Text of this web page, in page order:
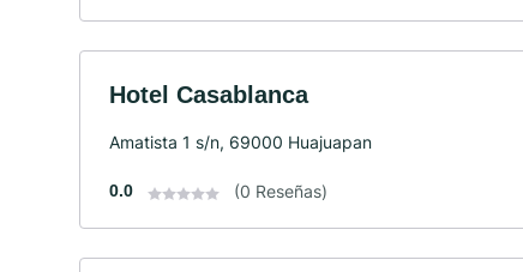
Hotel Casablanca
Amatista 1 s/n, 69000 Huajuapan
0.0 (0 Reseñas)